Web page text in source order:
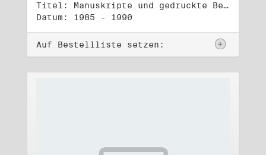
Titel: Manuskripte und gedruckte Belege (1)
Datum: 1985 - 1990
Auf Bestellliste setzen: